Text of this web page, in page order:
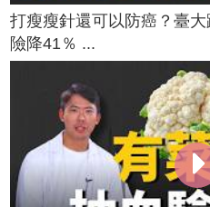
打瘦瘦針還可以防癌？臺
險降41％ ...